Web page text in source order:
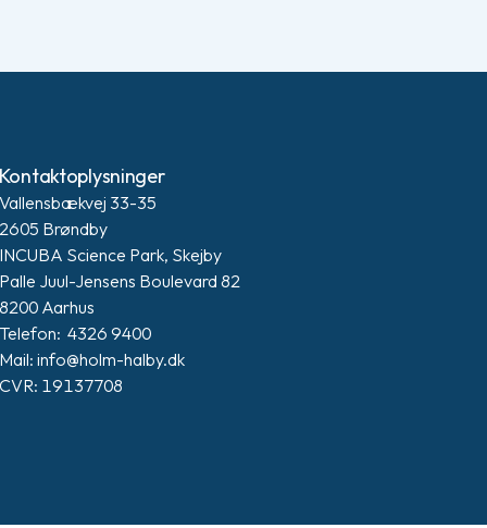
Kontaktoplysninger
Vallensbækvej 33-35
2605 Brøndby
INCUBA Science Park, Skejby
Palle Juul-Jensens Boulevard 82
8200 Aarhus
Telefon: 4326 9400
Mail: info@holm-halby.dk
CVR: 19137708